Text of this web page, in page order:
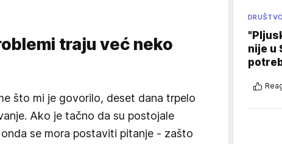
traju već neko
što mi je govorilo, deset dana trpelo
Ako je tačno da su postojale
se mora postaviti pitanje - zašto
DRUŠTVO
nije u